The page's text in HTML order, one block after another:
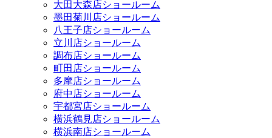
大田大森店ショールーム
墨田菊川店ショールーム
八王子店ショールーム
立川店ショールーム
調布店ショールーム
町田店ショールーム
多摩店ショールーム
府中店ショールーム
宇都宮店ショールーム
横浜鶴見店ショールーム
横浜南店ショールーム